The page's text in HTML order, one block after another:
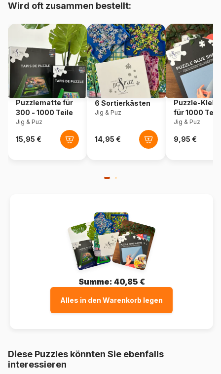
Artikelnummer Grafika-F-30265
EAN 3663384302657
Teileanzahl 2000 Teile
Maße 98 x 69 cm
Material
Verpackung Puzzlekarton
Wird oft zusammen bestellt:
Puzzlematte für
300 - 1000 Teile
Jig & Puz
6 Sortierkästen
Jig & Puz
Puzzle-
für 1000
Jig & Puz
Summe: 40,85 €
Alles in den Warenkorb legen
Diese Puzzles könnten Sie ebenfalls
interessieren